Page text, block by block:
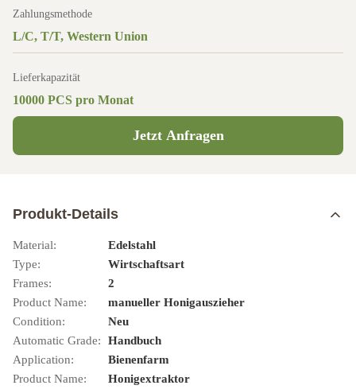
Zahlungsmethode
L/C, T/T, Western Union
Lieferkapazität
10000 PCS pro Monat
Jetzt Anfragen
Produkt-Details
Material:
Edelstahl
Type:
Wirtschaftsart
Frames:
2
Product Name:
manueller Honigauszieher
Condition:
Neu
Automatic Grade:
Handbuch
Application:
Bienenfarm
Product Name:
Honigextraktor